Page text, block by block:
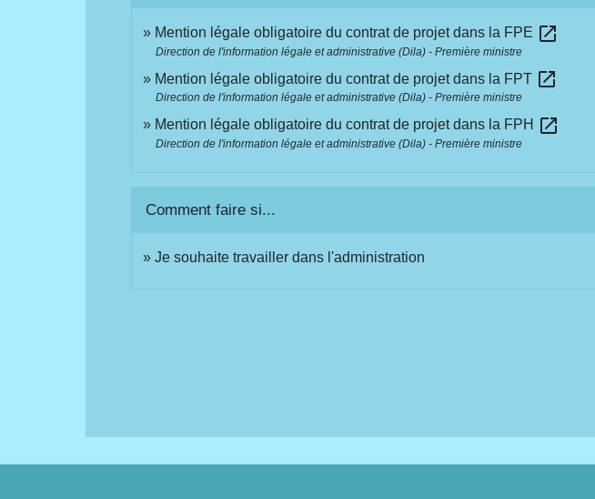
Mention légale obligatoire du contrat de projet dans la FPE open_in_new
Direction de l'information légale et administrative (Dila) - Première ministre
Mention légale obligatoire du contrat de projet dans la FPT open_in_new
Direction de l'information légale et administrative (Dila) - Première ministre
Mention légale obligatoire du contrat de projet dans la FPH open_in_new
Direction de l'information légale et administrative (Dila) - Première ministre
Comment faire si...
Je souhaite travailler dans l'administration